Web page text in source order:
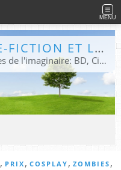
MENU
SITE SUR LA SCIENCE-FICTION ET LE FANTASTIQUE
Site sur toute la culture des genres de l'imaginaire: BD, Cinéma, Livre, Jeux, Théâtre. Présent dans les principaux festivals de film fantastique e de science-fiction, salons et conventions.
, PRIX , COSPLAY , ZOMBIES ,